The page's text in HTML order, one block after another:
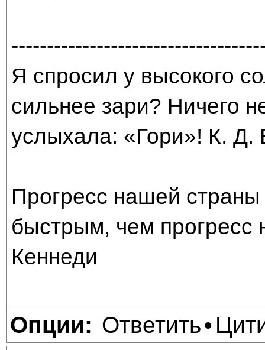
Я спросил у высокого
сильнее зари? Ничего
услыхала: «Гори»! К. Д.
Прогресс нашей
быстрым, чем прогресс
Кеннеди
Опции: Ответить•